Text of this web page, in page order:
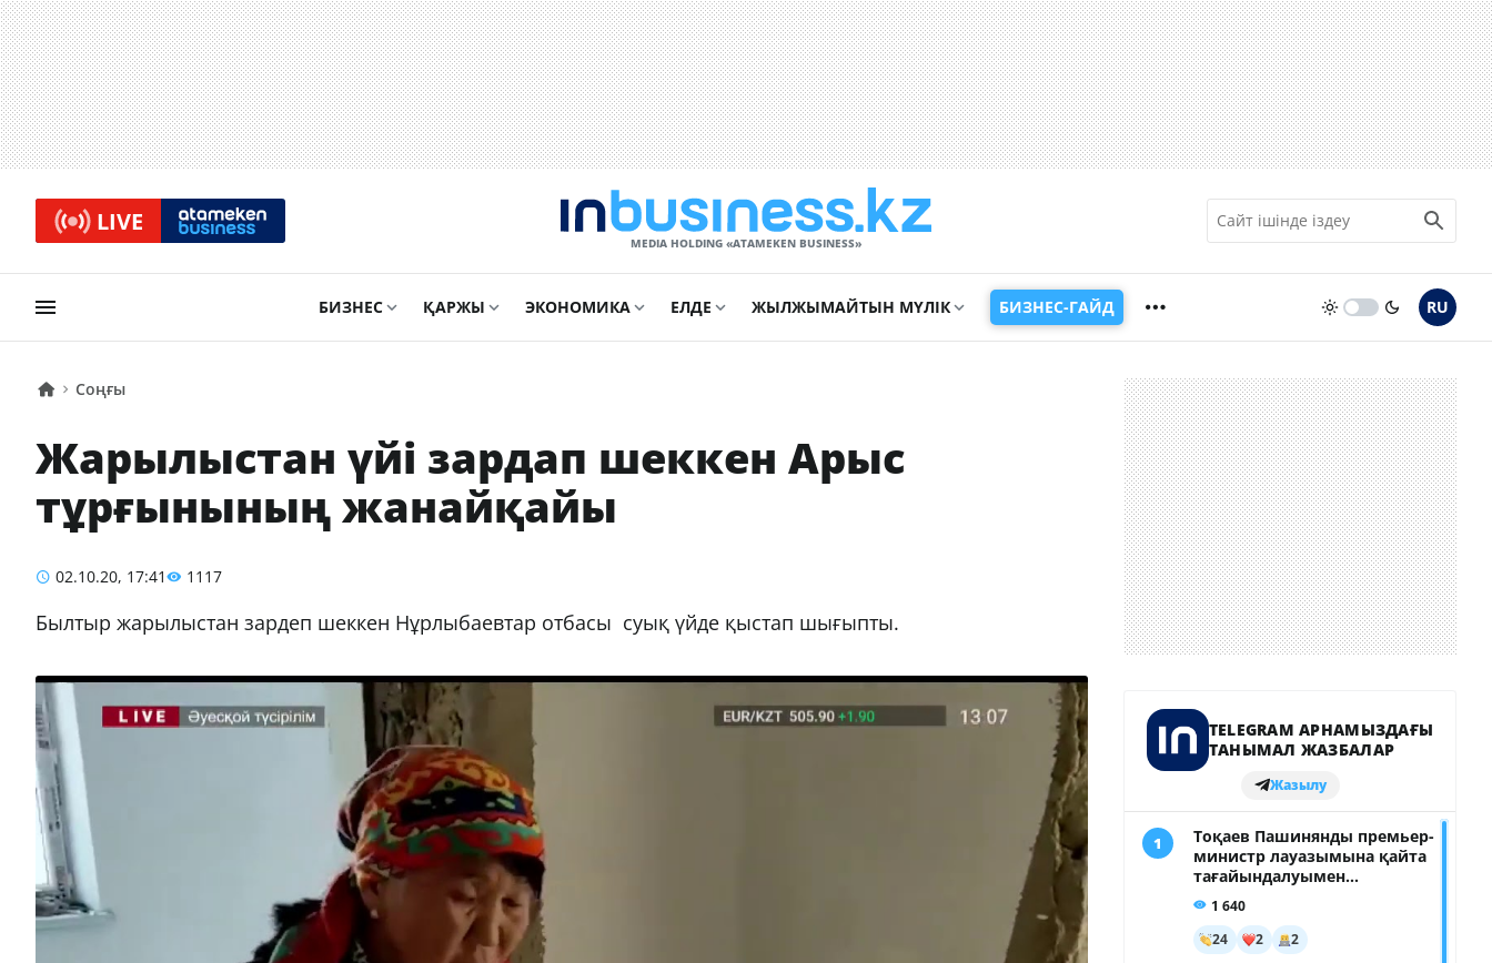
LIVE
MEDIA HOLDING «ATAMEKЕN BUSINESS»
БИЗНЕС ҚАРЖЫ ЭКОНОМИКА ЕЛДЕ ЖЫЛЖЫМАЙТЫН МҮЛІК БИЗНЕС-ГАЙД RU
Соңғы
Жарылыстан үйі зардап шеккен Арыс
тұрғынының жанайқайы
02.10.20, 17:41 1117
Былтыр жарылыстан зардеп шеккен Нұрлыбаевтар отбасы суық үйде қыстап шығыпты.